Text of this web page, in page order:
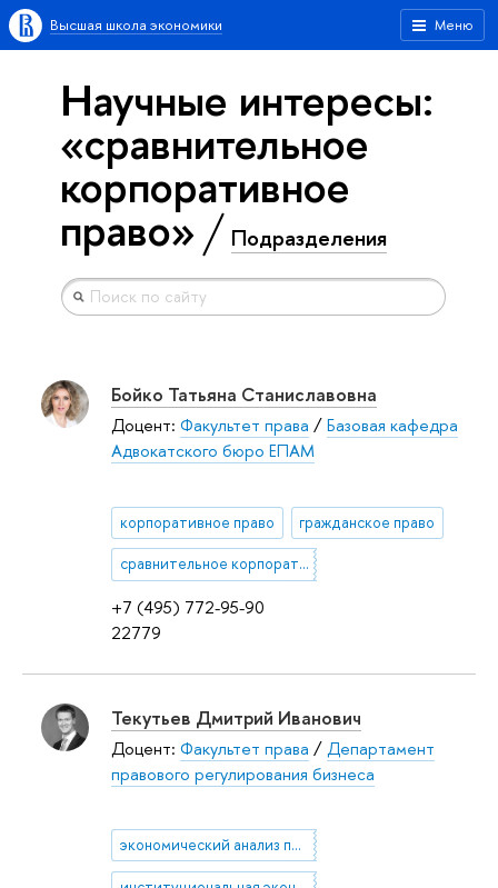
Меню
Высшая школа экономики
Научные интересы:
«сравнительное
корпоративное
право» Подразделения
+7 (495) 772-95-90
22779
Бойко Татьяна Станиславовна
Доцент: Факультет права /Базовая кафедра
Адвокатского бюро ЕПАМ
корпоративное право гражданское право
сравнительное корпоративное право
Текутьев Дмитрий Иванович
Доцент: Факультет права /Департамент
правового регулирования бизнеса
экономический анализ права